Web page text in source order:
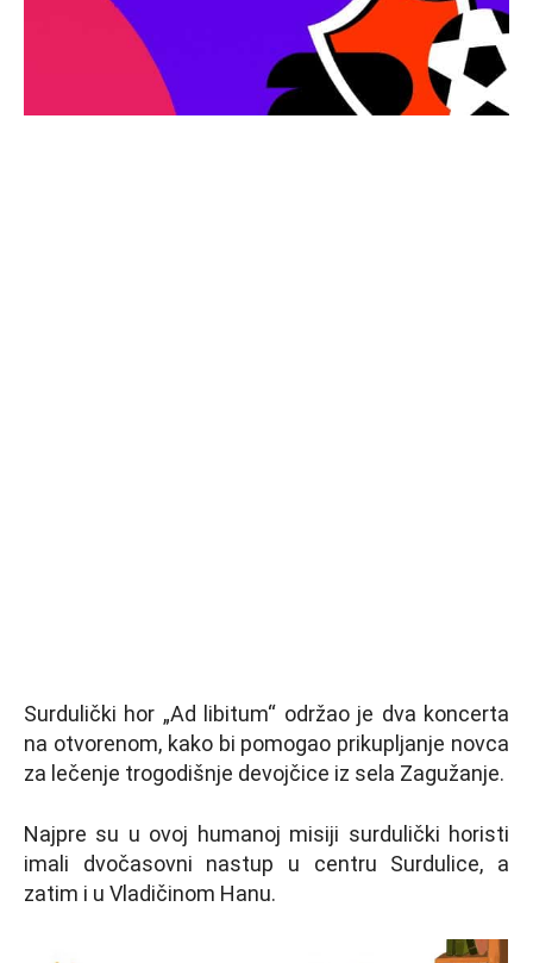
Surdulički hor „Ad libitum“ održao je dva koncerta
na otvorenom, kako bi pomogao prikupljanje novca
za lečenje trogodišnje devojčice iz sela Zagužanje.
Najpre su u ovoj humanoj misiji surdulički horisti
imali dvočasovni nastup u centru Surdulice, a
zatim i u Vladičinom Hanu.